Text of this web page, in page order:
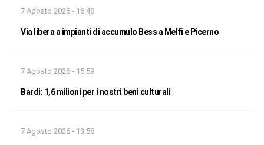
7 Agosto 2026 - 16:48
Via libera a impianti di accumulo Bess a Melfi e Picerno
7 Agosto 2026 - 15:59
Bardi: 1,6 milioni per i nostri beni culturali
7 Agosto 2026 - 13:58